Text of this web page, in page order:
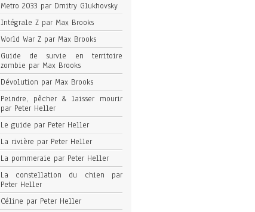
Metro 2033 par Dmitry Glukhovsky
Intégrale Z par Max Brooks
World War Z par Max Brooks
Guide de survie en territoire
zombie par Max Brooks
Dévolution par Max Brooks
Peindre, pêcher & laisser mourir
par Peter Heller
Le guide par Peter Heller
La rivière par Peter Heller
La pommeraie par Peter Heller
La constellation du chien par
Peter Heller
Céline par Peter Heller